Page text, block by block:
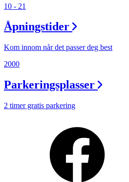
10 - 21
Åpningstider
Kom innom når det passer deg best
2000
Parkeringsplasser
2 timer gratis parkering